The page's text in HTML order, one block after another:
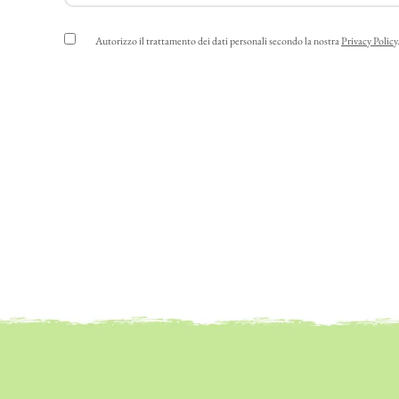
Autorizzo il trattamento dei dati personali secondo la nostraPrivacy Policy.